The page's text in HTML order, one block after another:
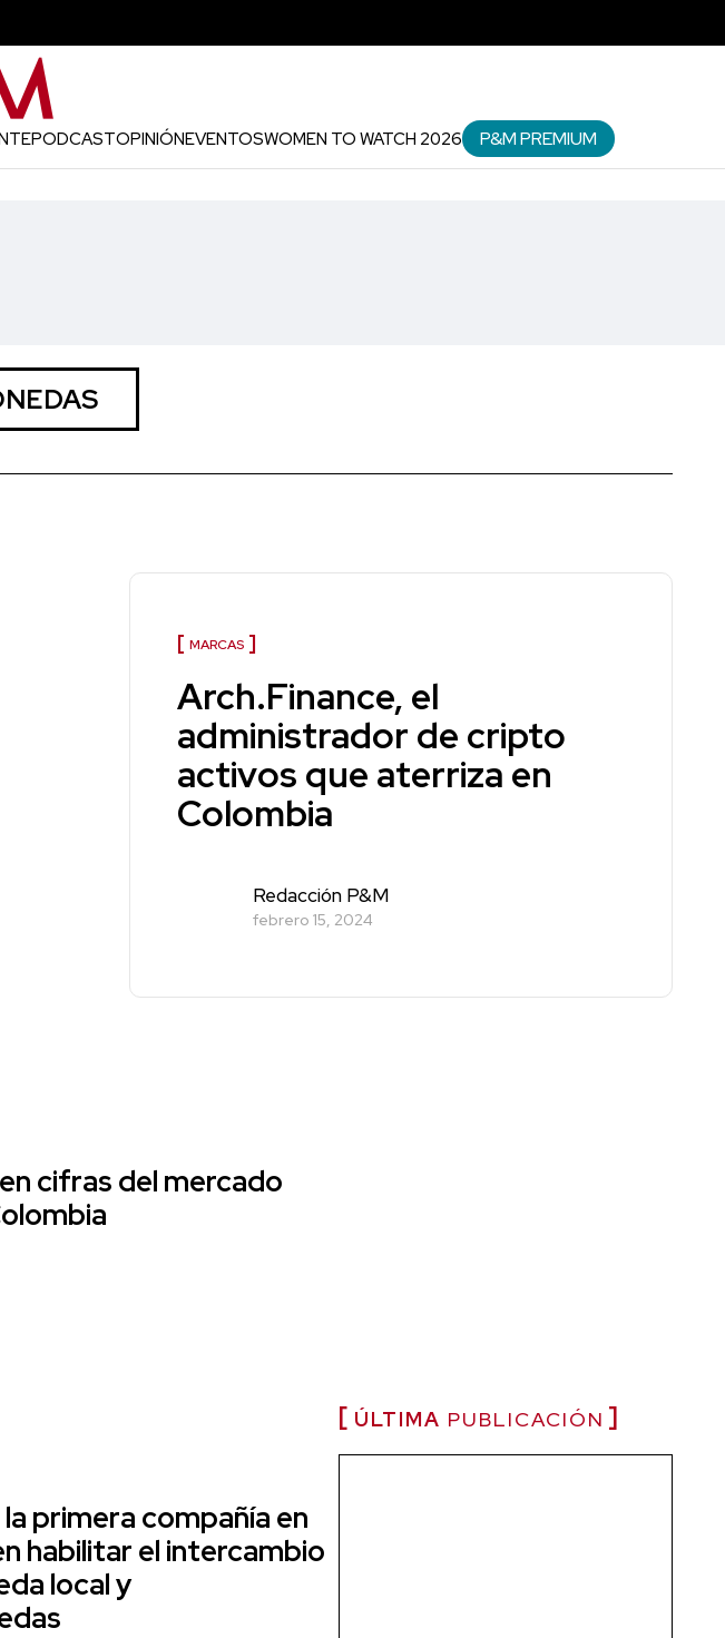
PODCASTOPINIÓNEVENTOSWOMEN TO WATCH 2026 P&M PREMIUM
MARCAS
Arch.Finance, el
administrador de cripto
activos que aterriza en
Colombia
Redacción P&M
febrero 15, 2024
cifras del mercado
primera compañía en
habilitar el intercambio
local y
ÚLTIMA PUBLICACIÓN